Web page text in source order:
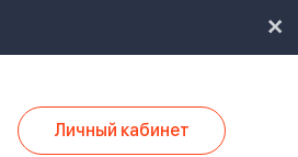
Личный кабинет